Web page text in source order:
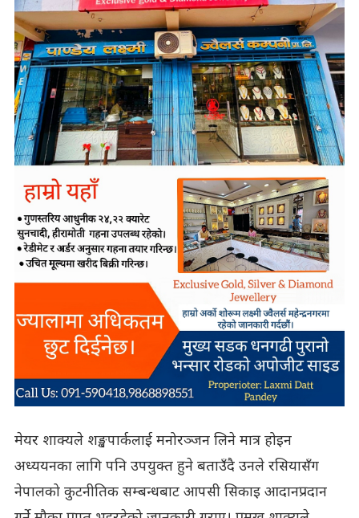
मेयर शाक्यले शङ्खपार्कलाई मनोरञ्जन लिने मात्र होइन
अध्ययनका लागि पनि उपयुक्त हुने बताउँदै उनले रसियासँग
नेपालको कुटनीतिक सम्बन्धबाट आपसी सिकाइ आदानप्रदान